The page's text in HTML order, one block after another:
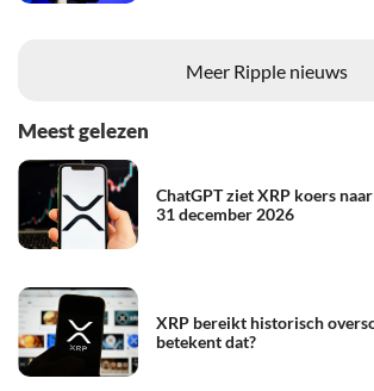
Meer Ripple nieuws
Meest gelezen
ChatGPT ziet XRP koers
31 december 2026
XRP bereikt historisch
betekent dat?